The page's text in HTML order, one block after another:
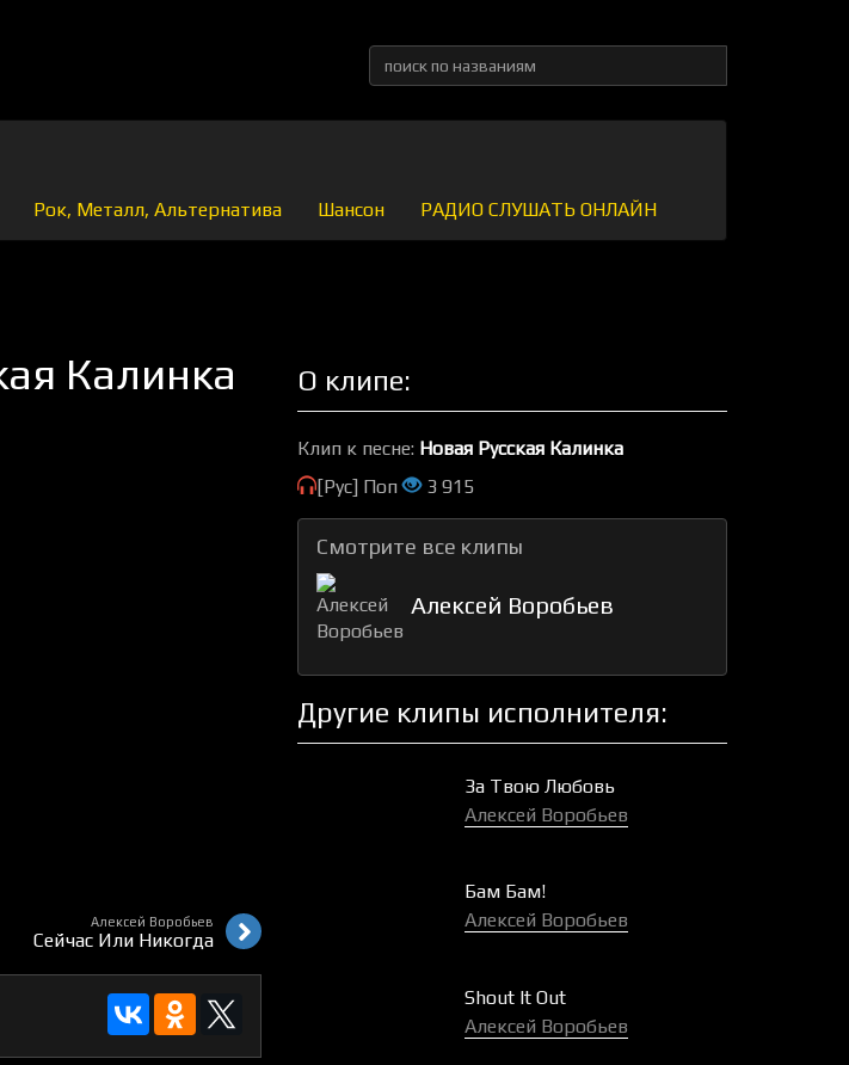
Рок, Металл, Альтернатива Шансон РАДИО СЛУШАТЬ ОНЛАЙН
Калинка
Алексей Воробьев
Сейчас Или Никогда
О клипе:
Клип к песне: Новая Русская Калинка
[Рус] Поп
3 915
Смотрите все клипы
Алексей Воробьев
Другие клипы исполнителя:
За Твою Любовь
Алексей Воробьев
Бам Бам!
Алексей Воробьев
Shout It Out
Алексей Воробьев